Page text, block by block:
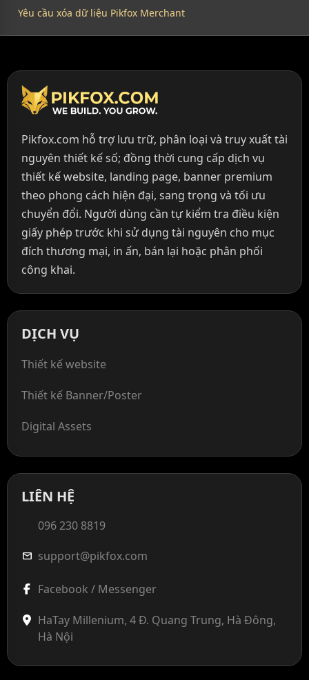
Yêu cầu xóa dữ liệu Pikfox Merchant
Pikfox.com hỗ trợ lưu trữ, phân loại và truy xuất tài
nguyên thiết kế số; đồng thời cung cấp dịch vụ
thiết kế website, landing page, banner premium
theo phong cách hiện đại, sang trọng và tối ưu
chuyển đổi. Người dùng cần tự kiểm tra điều kiện
giấy phép trước khi sử dụng tài nguyên cho mục
đích thương mại, in ấn, bán lại hoặc phân phối
công khai.
DỊCH VỤ
Thiết kế website
Thiết kế Banner/Poster
Digital Assets
LIÊN HỆ
096 230 8819
mail support@pikfox.com
Facebook / Messenger
HaTay Millenium, 4 Đ. Quang Trung, Hà Đông,
Hà Nội